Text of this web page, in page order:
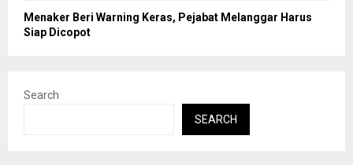
Menaker Beri Warning Keras, Pejabat Melanggar Harus
Siap Dicopot
Search
SEARCH